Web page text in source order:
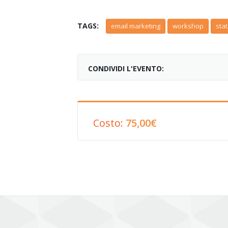
TAGS: email marketing workshop
CONDIVIDI L'EVENTO:
Costo: 75,00€